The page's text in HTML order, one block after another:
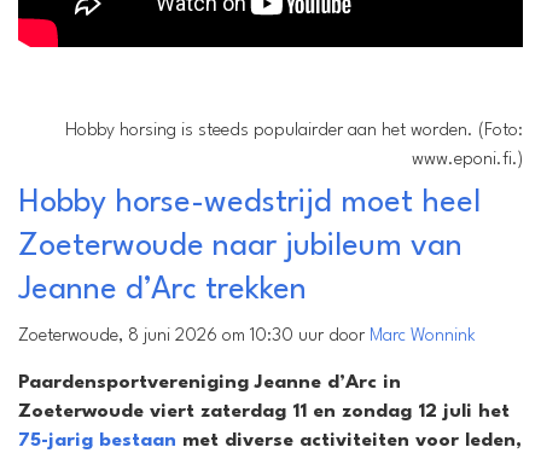
Hobby horsing is steeds populairder aan het worden. (Foto:
www.eponi.fi.)
Hobby horse-wedstrijd moet heel
Zoeterwoude naar jubileum van
Jeanne d’Arc trekken
Zoeterwoude, 8 juni 2026 om 10:30 uur door Marc Wonnink
Paardensportvereniging Jeanne d’Arc in
Zoeterwoude viert zaterdag 11 en zondag 12 juli het
75-jarig bestaan met diverse activiteiten voor leden,